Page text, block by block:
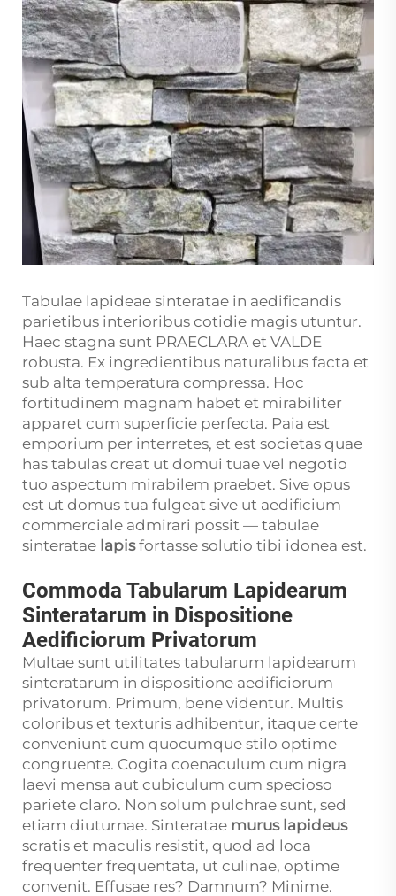
Tabulae lapideae sinteratae in aedificandis
parietibus interioribus cotidie magis utuntur.
Haec stagna sunt PRAECLARA et VALDE
robusta. Ex ingredientibus naturalibus facta et
sub alta temperatura compressa. Hoc
fortitudinem magnam habet et mirabiliter
apparet cum superficie perfecta. Paia est
emporium per interretes, et est societas quae
has tabulas creat ut domui tuae vel negotio
tuo aspectum mirabilem praebet. Sive opus
est ut domus tua fulgeat sive ut aedificium
commerciale admirari possit — tabulae
sinteratae lapisfortasse solutio tibi idonea est.
Commoda Tabularum Lapidearum
Sinteratarum in Dispositione
Aedificiorum Privatorum
Multae sunt utilitates tabularum lapidearum
sinteratarum in dispositione aedificiorum
privatorum. Primum, bene videntur. Multis
coloribus et texturis adhibentur, itaque certe
conveniunt cum quocumque stilo optime
congruente. Cogita coenaculum cum nigra
laevi mensa aut cubiculum cum specioso
pariete claro. Non solum pulchrae sunt, sed
etiam diuturnae. Sinteratae murus lapideus
scratis et maculis resistit, quod ad loca
frequenter frequentata, ut culinae, optime
convenit. Effusae res? Damnum? Minime.